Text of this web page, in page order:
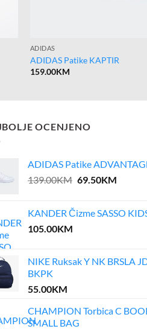
ADIDAS
ADIDAS Patike KAPTIR
159.00KM
OCENJENO
ADIDAS Patike
139.00KM Original
139.00KM.
69.50KMCurrent
KANDER Čizme SASSO
105.00KM
NIKE Ruksak Y NK BRSLA
BKPK
55.00KM
CHAMPION Torbica C
SMALL BAG